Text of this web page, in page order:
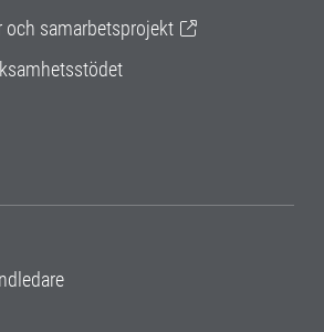
samarbetsprojekt